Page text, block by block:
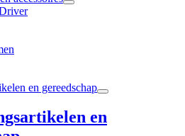
en gereedschap
en